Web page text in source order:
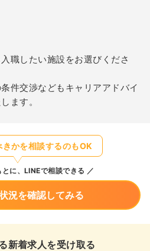
職したい施設をお選びくださ
件交渉などもキャリアアドバイ
ます。
かを相談するのもOK
に、LINEで相談できる
況を確認してみる
新着求人を受け取る